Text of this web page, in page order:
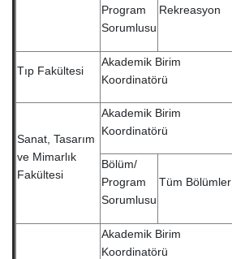
Program
Sorumlusu
Rekreasyon
Tıp Fakültesi
Akademik Birim
Koordinatörü
Sanat, Tasarım
ve Mimarlık
Fakültesi
Akademik Birim
Koordinatörü
Bölüm/
Program
Sorumlusu
Tüm Bölümler
Akademik Birim
Koordinatörü